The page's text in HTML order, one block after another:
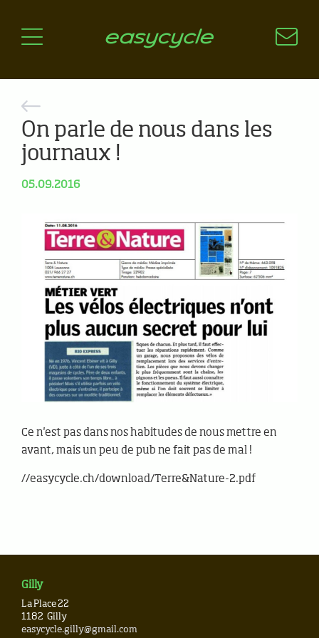
Aspects techniques
Questions / Réponses
A jour
News
On parle de nous dans les
journaux !
05.09.2016
Ce n'est pas dans nos habitudes de nous mettre en
avant, mais un peu de pub ne fait pas de mal !
//easycycle.ch/download/Terre&Nature-2.pdf
Gilly
La Place 22
1182 Gilly
easycycle.gilly@gmail.com